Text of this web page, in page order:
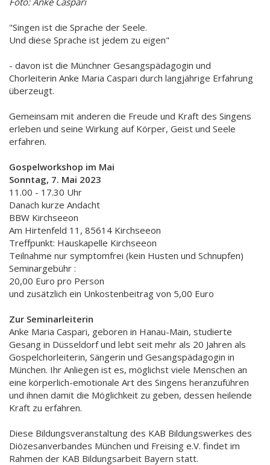
"Singen ist die Sprache der Seele.
Und diese Sprache ist jedem zu eigen"
- davon ist die Münchner Gesangspädagogin und
Chorleiterin Anke Maria Caspari durch langjährige Erfahrung
überzeugt.
Gemeinsam mit anderen die Freude und Kraft des Singens
erleben und seine Wirkung auf Körper, Geist und Seele
erfahren.
Gospelworkshop im Mai
Sonntag, 7. Mai 2023
11.00 - 17.30 Uhr
Danach kurze Andacht
BBW Kirchseeon
Am Hirtenfeld 11, 85614 Kirchseeon
Treffpunkt: Hauskapelle Kirchseeon
Teilnahme nur symptomfrei (kein Husten und Schnupfen)
Seminargebühr :
20,00 Euro pro Person
und zusätzlich ein Unkostenbeitrag von 5,00 Euro
Zur Seminarleiterin
Anke Maria Caspari, geboren in Hanau-Main, studierte
Gesang in Düsseldorf und lebt seit mehr als 20 Jahren als
Gospelchorleiterin, Sängerin und Gesangspädagogin in
München. Ihr Anliegen ist es, möglichst viele Menschen an
eine körperlich-emotionale Art des Singens heranzuführen
und ihnen damit die Möglichkeit zu geben, dessen heilende
Kraft zu erfahren.
Diese Bildungsveranstaltung des KAB Bildungswerkes des
Diözesanverbandes München und Freising e.V. findet im
Rahmen der KAB Bildungsarbeit Bayern statt.